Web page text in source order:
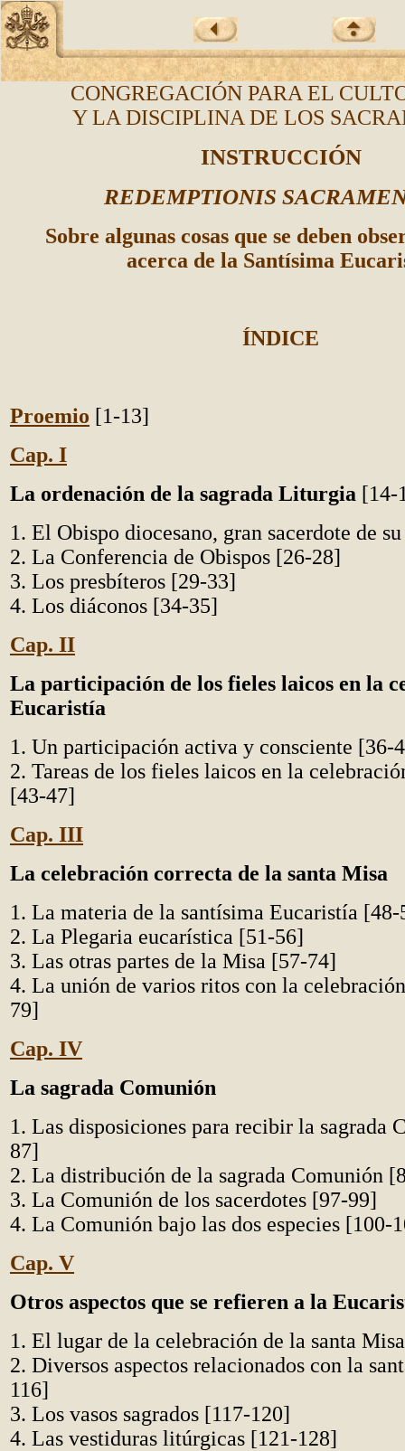
CONGREGACIÓN PARA EL
Y LA DISCIPLINA DE LOS
INSTRUCCIÓN
REDEMPTIONIS
Sobre algunas cosas que se deben
acerca de la Santísima
ÍNDICE
Proemio [1-13]
Cap. I
La ordenación de la sagrada Liturgia [14-
1. El Obispo diocesano, gran sacerdote de
2. La Conferencia de Obispos [26-28]
3. Los presbíteros [29-33]
4. Los diáconos [34-35]
Cap. II
La participación de los fieles laicos en la
Eucaristía
1. Un participación activa y consciente [36-
2. Tareas de los fieles laicos en la
[43-47]
Cap. III
La celebración correcta de la santa Misa
1. La materia de la santísima Eucaristía
2. La Plegaria eucarística [51-56]
3. Las otras partes de la Misa [57-74]
4. La unión de varios ritos con la
79]
Cap. IV
La sagrada Comunión
1. Las disposiciones para recibir la sagrada
87]
2. La distribución de la sagrada Comunión
3. La Comunión de los sacerdotes [97-99]
4. La Comunión bajo las dos especies [100-
Cap. V
Otros aspectos que se refieren a la
1. El lugar de la celebración de la santa
2. Diversos aspectos relacionados con la
116]
3. Los vasos sagrados [117-120]
4. Las vestiduras litúrgicas [121-128]